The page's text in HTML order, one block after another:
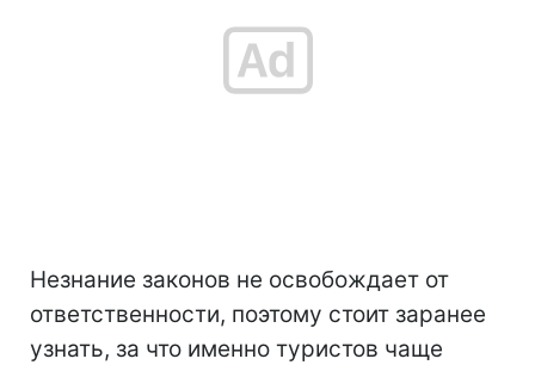
Незнание законов не освобождает от
ответственности, поэтому стоит заранее
узнать, за что именно туристов чаще